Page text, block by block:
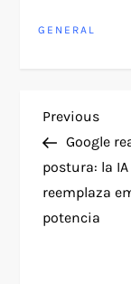
GENERAL
P
o
s
Previous
Post
Previous
Google
postura: la
reemplaza
potencia